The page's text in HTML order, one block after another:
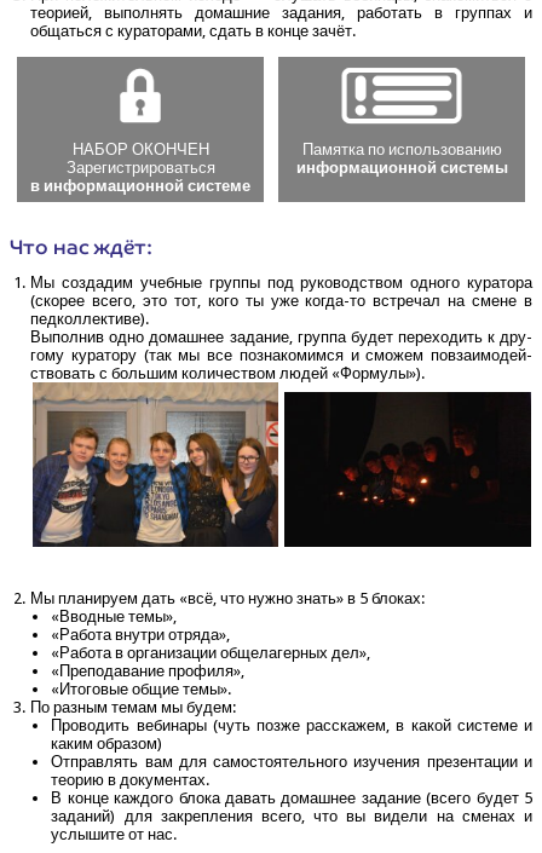
тео­ри­ей, выпол­нять домаш­ние зада­ния, рабо­тать в груп­пах и
общать­ся с кура­то­ра­ми, сдать в кон­це зачёт.
НАБОР ОКОНЧЕН
Зарегистрироваться
в инфор­ма­ци­он­ной системе
Памят­ка по использованию
инфор­ма­ци­он­ной системы
Что нас ждёт:
Мы созда­дим учеб­ные груп­пы под руко­вод­ством одно­го кура­то­ра
(ско­рее все­го, это тот, кого ты уже когда-то встре­чал на смене в
педколлективе).
Выпол­нив одно домаш­нее зада­ние, груп­па будет пере­хо­дить к дру­
го­му кура­то­ру (так мы все позна­ко­мим­ся и смо­жем повза­и­мо­дей­
ство­вать с боль­шим коли­че­ством людей «Фор­му­лы»).
Мы пла­ни­ру­ем дать «всё, что нуж­но знать» в 5 блоках:
«Ввод­ные темы»,
«Рабо­та внут­ри отряда»,
«Рабо­та в орга­ни­за­ции обще­ла­гер­ных дел»,
«Пре­по­да­ва­ние профиля»,
«Ито­го­вые общие темы».
По раз­ным темам мы будем:
Про­во­дить веби­на­ры (чуть поз­же рас­ска­жем, в какой систе­ме и
каким образом)
Отправ­лять вам для само­сто­я­тель­но­го изу­че­ния пре­зен­та­ции и
тео­рию в документах.
В кон­це каж­до­го бло­ка давать домаш­нее зада­ние (все­го будет 5
зада­ний) для закреп­ле­ния все­го, что вы виде­ли на сме­нах и
услы­ши­те от нас.